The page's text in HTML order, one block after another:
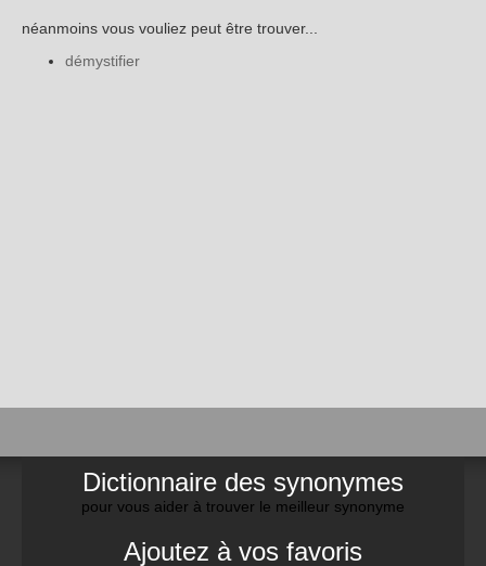
néanmoins vous vouliez peut être trouver...
démystifier
Dictionnaire des synonymes
pour vous aider à trouver le meilleur synonyme
Ajoutez à vos favoris